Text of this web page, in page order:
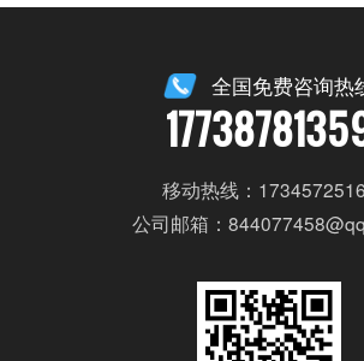
全国免费咨询热
移动热线：
公司邮箱：